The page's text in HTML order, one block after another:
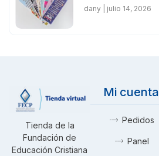
dany julio 14, 2026
Tienda de la
Fundación de
Educación Cristiana
Mi cuenta
Pedidos
Panel